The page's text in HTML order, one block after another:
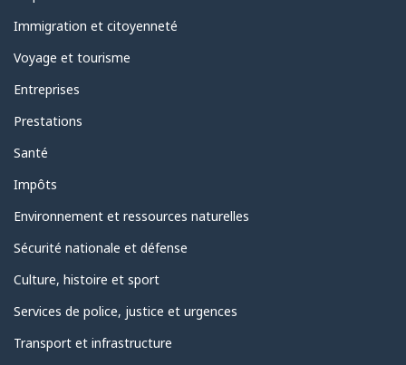
sujets
Immigration et citoyenneté
Voyage et tourisme
Entreprises
Prestations
Santé
Impôts
Environnement et ressources naturelles
Sécurité nationale et défense
Culture, histoire et sport
Services de police, justice et urgences
Transport et infrastructure